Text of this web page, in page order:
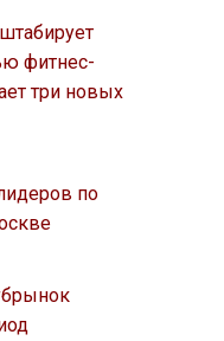
фитнес-
три новых
по